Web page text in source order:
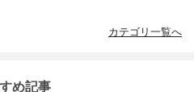
カテゴリ一覧へ
め記事